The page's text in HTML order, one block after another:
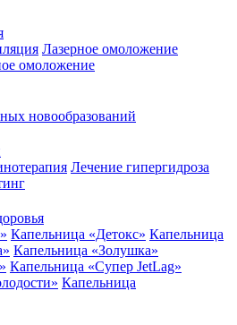
Лазерное омоложение
омоложение
новообразований
Лечение гипергидроза
Капельница «Детокс» Капельница
Капельница «Золушка»
Капельница «Супер JetLag»
Капельница